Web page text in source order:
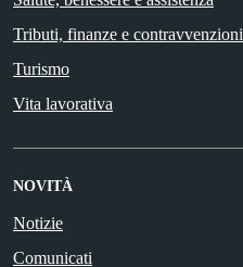
Tributi, finanze e contravvenzioni
Turismo
Vita lavorativa
NOVITÀ
Notizie
Comunicati